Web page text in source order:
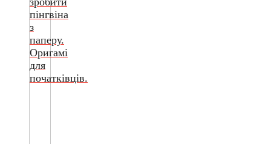
пінгвіна
з
паперу.
Оригамі
для
початківців.